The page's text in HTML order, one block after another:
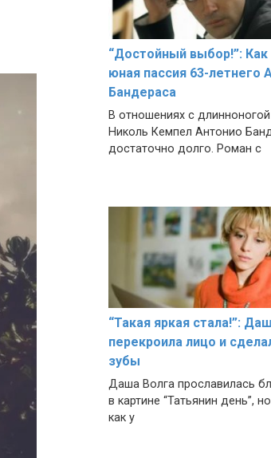
“Достойный выбор!”:
юная пассия 63-летнего
Бандераса
В отношениях с
Николь Кемпел Антонио
достаточно долго. Роман с
“Такая яркая стала!”:
перекроила лицо и
зубы
Даша Волга прославилась
в картине “Татьянин день”,
как у